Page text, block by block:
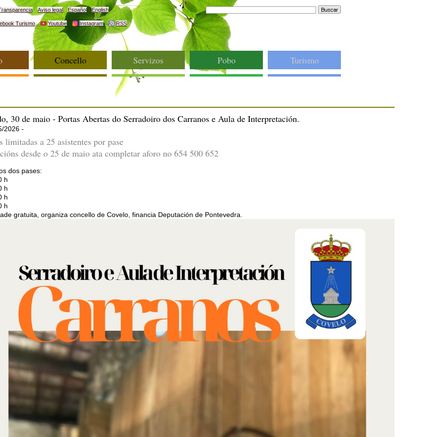
Aviso legal Español English
Turismo Youtube Instagram RSS
Concello Servizos Pobo Turismo
30 de maio - Portas Abertas do Serradoiro dos Carranos e Aula de Interpretación.
2026 -
limitadas a 25 asistentes por pase
desde o 25 de maio ata completar aforo no 654 500 652
dos pases:
h
h
h
h
gratuita, organiza concello de Covelo, financia Deputación de Pontevedra.